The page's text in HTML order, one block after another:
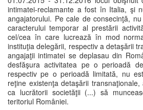
intimatei-reclamante a fost în Italia, şi
angajatorului. Pe cale de consecinţă,
caracterului temporar al prestării
cel/cea în care lucrează în mod
instituţia delegării, respectiv a detaşării
angajaţii intimatei se deplasau din
desfăşura activitatea pe o perioadă
respectiv pe o perioadă limitată, nu
reţine existenţa detaşării
ca lucrătorii societăţii (...) să
teritoriul României.